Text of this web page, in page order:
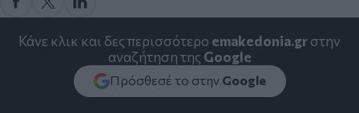
Κάνε κλικ και δες περισσότερο emakedonia.grστην
αναζήτηση της Google
Πρόσθεσέ το στην Google